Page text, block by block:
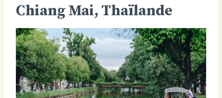
Chiang Mai, Thaïlande